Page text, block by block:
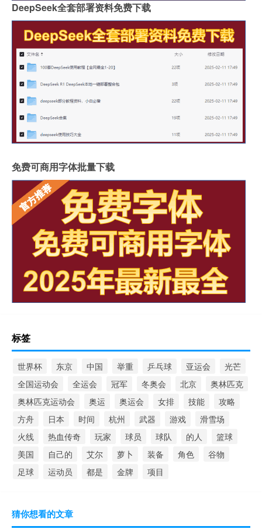
DeepSeek全套部署资料免费下载
免费可商用字体批量下载
标签
世界杯 东京 中国 举重 乒乓球 亚运会
光芒
全国运动会
全运会 冠军 冬奥会 北京
奥林匹克
奥林匹克运动会
奥运 奥运会 女排 技能
攻略
方舟
日本 时间 杭州 武器 游戏
滑雪场
火线
热血传奇 玩家 球员 球队 的人
篮球
美国
自己的 艾尔 萝卜 装备 角色
谷物
足球
运动员 都是 金牌 项目
猜你想看的文章